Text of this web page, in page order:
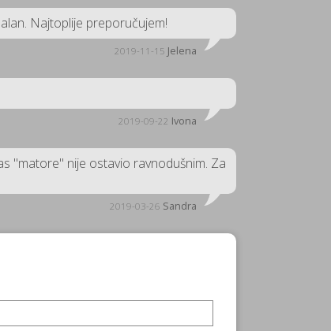
Najtoplije preporučujem!
2019-11-15 Jelena
2019-09-22 Ivona
"matore" nije ostavio ravnodušnim. Za
2019-03-26 Sandra